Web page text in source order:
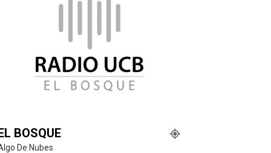
BOSQUE
De Nubes